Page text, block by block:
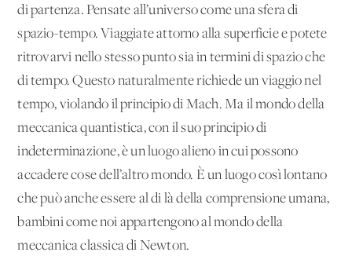
di partenza. Pensate all’universo come una sfera di
spazio-tempo. Viaggiate attorno alla superficie e potete
ritrovarvi nello stesso punto sia in termini di spazio che
di tempo. Questo naturalmente richiede un viaggio nel
tempo, violando il principio di Mach. Ma il mondo della
meccanica quantistica, con il suo principio di
indeterminazione, è un luogo alieno in cui possono
accadere cose dell’altro mondo. È un luogo così lontano
che può anche essere al di là della comprensione umana,
bambini come noi appartengono al mondo della
meccanica classica di Newton.